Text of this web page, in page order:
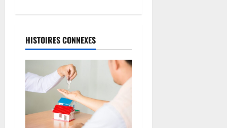
t
i
c
l
HISTOIRES CONNEXES